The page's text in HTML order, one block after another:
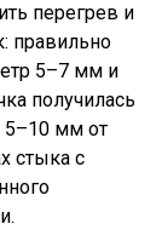
перегрев и
правильно
5–7 мм и
получилась
5–10 мм от
стыка с